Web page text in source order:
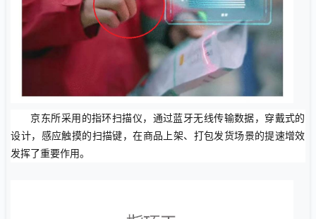
京东所采用的指环扫描仪，通过蓝牙无线传输数据，穿戴式的
设计，感应触摸的扫描键，在商品上架、打包发货场景的提速增效
发挥了重要作用。